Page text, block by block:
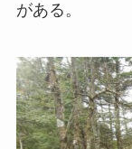
がある。